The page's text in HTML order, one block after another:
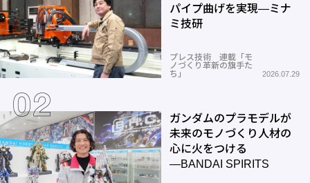
パイプ曲げを実現―ミナ
ミ技研
プレス技術 連載「モ
ノづくり革新の旗手た
ち」
2026.07.29
ガンダムのプラモデルが
未来のモノづくり人材の
心に火をつける
―BANDAI SPIRITS